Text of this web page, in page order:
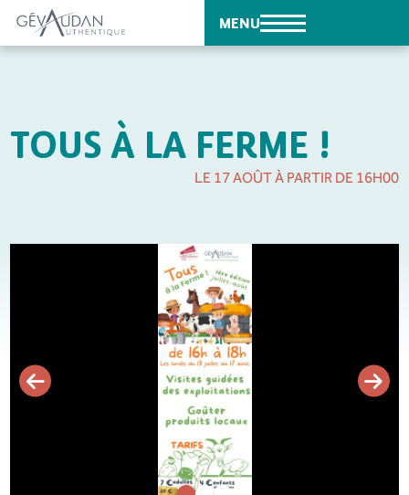
MENU
TOUS À LA FERME !
LE 17 AOÛT À PARTIR DE 16H00